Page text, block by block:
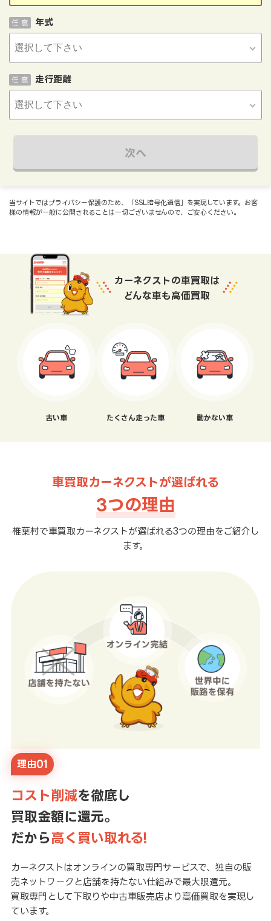
年式
任 意
走行距離
任 意
次へ
当サイトではプライバシー保護のため、「SSL暗号化通信」を実現しています。お客
様の情報が一般に公開されることは一切ございませんので、ご安心ください。
カーネクストの車買取は
どんな車も高価買取
古い車 たくさん走った車 動かない車
車買取カーネクストが選ばれる
3つの理由
椎葉村で車買取カーネクストが選ばれる3つの理由をご紹介し
ます。
理由01
コスト削減を徹底し
買取金額に還元。
だから高く買い取れる!
カーネクストはオンラインの買取専門サービスで、独自の販
売ネットワークと店舗を持たない仕組みで最大限還元。
買取専門として下取りや中古車販売店より高価買取を実現し
ています。